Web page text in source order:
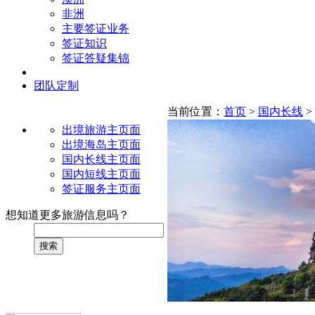
非洲
主要签证业务
签证知识
签证答疑集锦
团队定制
出境旅游主页面
出境海岛主页面
国内长线主页面
国内短线主页面
签证服务主页面
想知道更多旅游信息吗？
搜索
当前位置： 首页 > 国内长线 >